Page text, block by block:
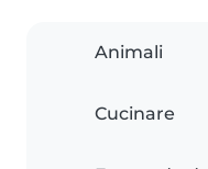
Animali
Cucinare